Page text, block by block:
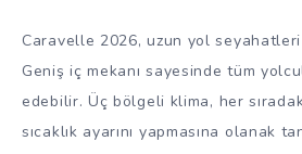
Caravelle 2026, uzun yol
Geniş iç mekanı sayesinde tüm
edebilir. Üç bölgeli klima, her
sıcaklık ayarını yapmasına olanak